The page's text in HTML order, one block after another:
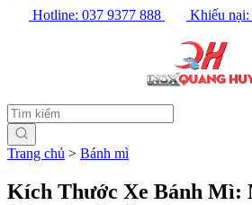
Hotline: 037 9377 888 Khiếu nại:
Trang chủ > Bánh mì
Kích Thước Xe Bánh Mì: